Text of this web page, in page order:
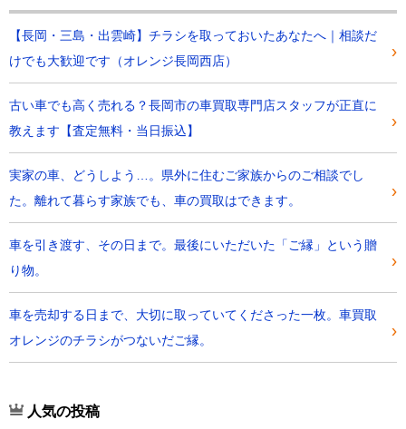
【長岡・三島・出雲崎】チラシを取っておいたあなたへ｜相談だ
けでも大歓迎です（オレンジ長岡西店）
古い車でも高く売れる？長岡市の車買取専門店スタッフが正直に
教えます【査定無料・当日振込】
実家の車、どうしよう…。県外に住むご家族からのご相談でし
た。離れて暮らす家族でも、車の買取はできます。
車を引き渡す、その日まで。最後にいただいた「ご縁」という贈
り物。
車を売却する日まで、大切に取っていてくださった一枚。車買取
オレンジのチラシがつないだご縁。
人気の投稿